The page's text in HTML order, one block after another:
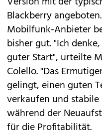
Blackberry
Mobilfunk-Anbieter
bisher gut. "Ich
guter Start", urteilte
Colello. "Das
gelingt, einen guten
verkaufen und
während der
für die Profitabilität.